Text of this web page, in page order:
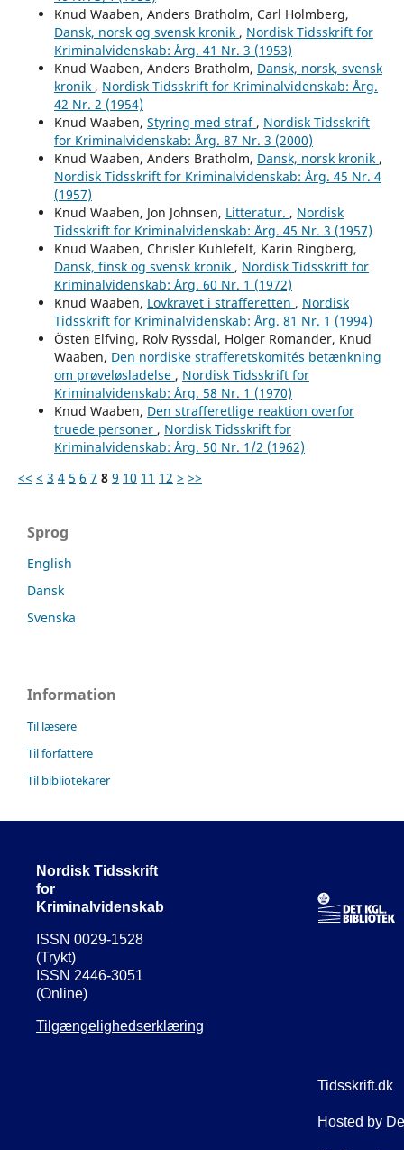
Knud Waaben, Anders Bratholm, Carl Holmberg,
Dansk, norsk og svensk kronik , Nordisk Tidsskrift for
Kriminalvidenskab: Årg. 41 Nr. 3 (1953)
Knud Waaben, Anders Bratholm, Dansk, norsk, svensk
kronik , Nordisk Tidsskrift for Kriminalvidenskab: Årg.
42 Nr. 2 (1954)
Knud Waaben, Styring med straf , Nordisk Tidsskrift
for Kriminalvidenskab: Årg. 87 Nr. 3 (2000)
Knud Waaben, Anders Bratholm, Dansk, norsk kronik ,
Nordisk Tidsskrift for Kriminalvidenskab: Årg. 45 Nr. 4
(1957)
Knud Waaben, Jon Johnsen, Litteratur. , Nordisk
Tidsskrift for Kriminalvidenskab: Årg. 45 Nr. 3 (1957)
Knud Waaben, Chrisler Kuhlefelt, Karin Ringberg,
Dansk, finsk og svensk kronik , Nordisk Tidsskrift for
Kriminalvidenskab: Årg. 60 Nr. 1 (1972)
Knud Waaben, Lovkravet i strafferetten , Nordisk
Tidsskrift for Kriminalvidenskab: Årg. 81 Nr. 1 (1994)
Östen Elfving, Rolv Ryssdal, Holger Romander, Knud
Waaben, Den nordiske strafferetskomités betænkning
om prøveløsladelse , Nordisk Tidsskrift for
Kriminalvidenskab: Årg. 58 Nr. 1 (1970)
Knud Waaben, Den strafferetlige reaktion overfor
truede personer , Nordisk Tidsskrift for
Kriminalvidenskab: Årg. 50 Nr. 1/2 (1962)
<< < 3 4 5 6 7 8 9 10 11 12 > >>
Sprog
English
Dansk
Svenska
Information
Til læsere
Til forfattere
Til bibliotekarer
Nordisk Tidsskrift
for
Kriminalvidenskab
ISSN 0029-1528
(Trykt)
ISSN 2446-3051
(Online)
Tilgængelighedserklæring